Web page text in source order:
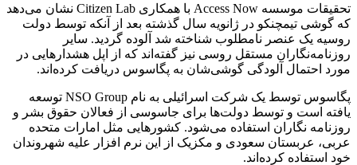
تحقیقات موسسه Access Now با همکاری Citizen Lab نشان می‌دهد
که گوشی تیمچنکو در ژانویه سال گذشته بعد از آنکه توسط دولت
روسیه یک عنصر نامطلوب شناخته شد آلوده گردید. سایر
روزنامه‌نگاران مستقل روسی نیز گفته‌اند که از اپل هشدارهایی در
مورد احتمال آلودگی گوشی‌شان به پگاسوس دریافت کرده‌اند.
پگاسوس توسط یک شرکت اسرائیلی به نام NSO Group توسعه
یافته است و توسط دولت‌ها برای جاسوسی از فعالان حقوق بشر و
روزنامه نگاران استفاده می‌شود. کشورهایی مثل امارات متحده
عربی، عربستان سعودی و مکزیک از این نرم افزار علیه شهروندان
خود استفاده کرده‌اند.